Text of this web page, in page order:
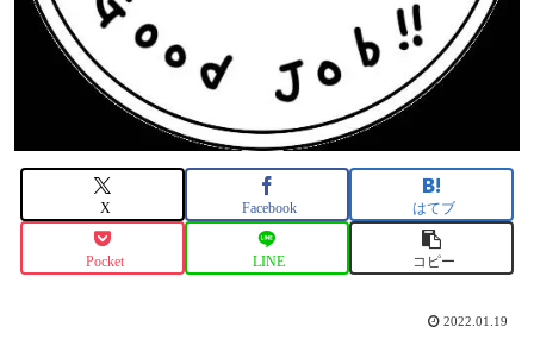
X Facebook はてブ
Pocket LINE コピー
2022.01.19